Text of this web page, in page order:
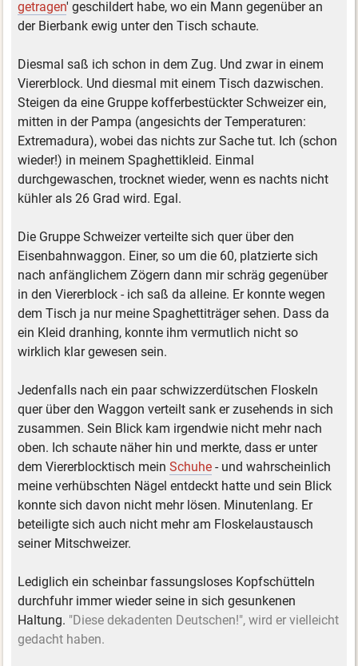
getragen' geschildert habe, wo ein Mann gegenüber an
der Bierbank ewig unter den Tisch schaute.
Diesmal saß ich schon in dem Zug. Und zwar in einem
Viererblock. Und diesmal mit einem Tisch dazwischen.
Steigen da eine Gruppe kofferbestückter Schweizer ein,
mitten in der Pampa (angesichts der Temperaturen:
Extremadura), wobei das nichts zur Sache tut. Ich (schon
wieder!) in meinem Spaghettikleid. Einmal
durchgewaschen, trocknet wieder, wenn es nachts nicht
kühler als 26 Grad wird. Egal.
Die Gruppe Schweizer verteilte sich quer über den
Eisenbahnwaggon. Einer, so um die 60, platzierte sich
nach anfänglichem Zögern dann mir schräg gegenüber
in den Viererblock - ich saß da alleine. Er konnte wegen
dem Tisch ja nur meine Spaghettiträger sehen. Dass da
ein Kleid dranhing, konnte ihm vermutlich nicht so
wirklich klar gewesen sein.
Jedenfalls nach ein paar schwizzerdütschen Floskeln
quer über den Waggon verteilt sank er zusehends in sich
zusammen. Sein Blick kam irgendwie nicht mehr nach
oben. Ich schaute näher hin und merkte, dass er unter
dem Viererblocktisch meinSchuhe - und wahrscheinlich
meine verhübschten Nägel entdeckt hatte und sein Blick
konnte sich davon nicht mehr lösen. Minutenlang. Er
beteiligte sich auch nicht mehr am Floskelaustausch
seiner Mitschweizer.
Lediglich ein scheinbar fassungsloses Kopfschütteln
durchfuhr immer wieder seine in sich gesunkenen
Haltung. "Diese dekadenten Deutschen!", wird er vielleicht
gedacht haben.